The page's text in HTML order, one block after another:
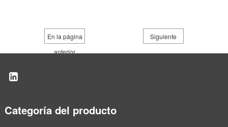
En la página
anterior
Siguiente
Categoría del producto